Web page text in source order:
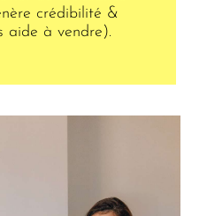
crédibilité &
aide à vendre).